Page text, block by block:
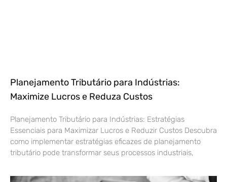
Planejamento Tributário para Indústrias:
Maximize Lucros e Reduza Custos
Planejamento Tributário para Indústrias: Estratégias
Essenciais para Maximizar Lucros e Reduzir Custos Descubra
como implementar estratégias eficazes de planejamento
tributário pode transformar seus processos industriais,